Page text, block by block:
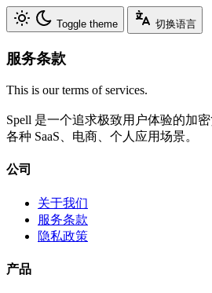
Toggle theme 切换语言
服务条款
This is our terms of services.
Spell 是一个追求极致用户体验的加
各种 SaaS、电商、个人应用场景。
公司
关于我们
服务条款
隐私政策
产品